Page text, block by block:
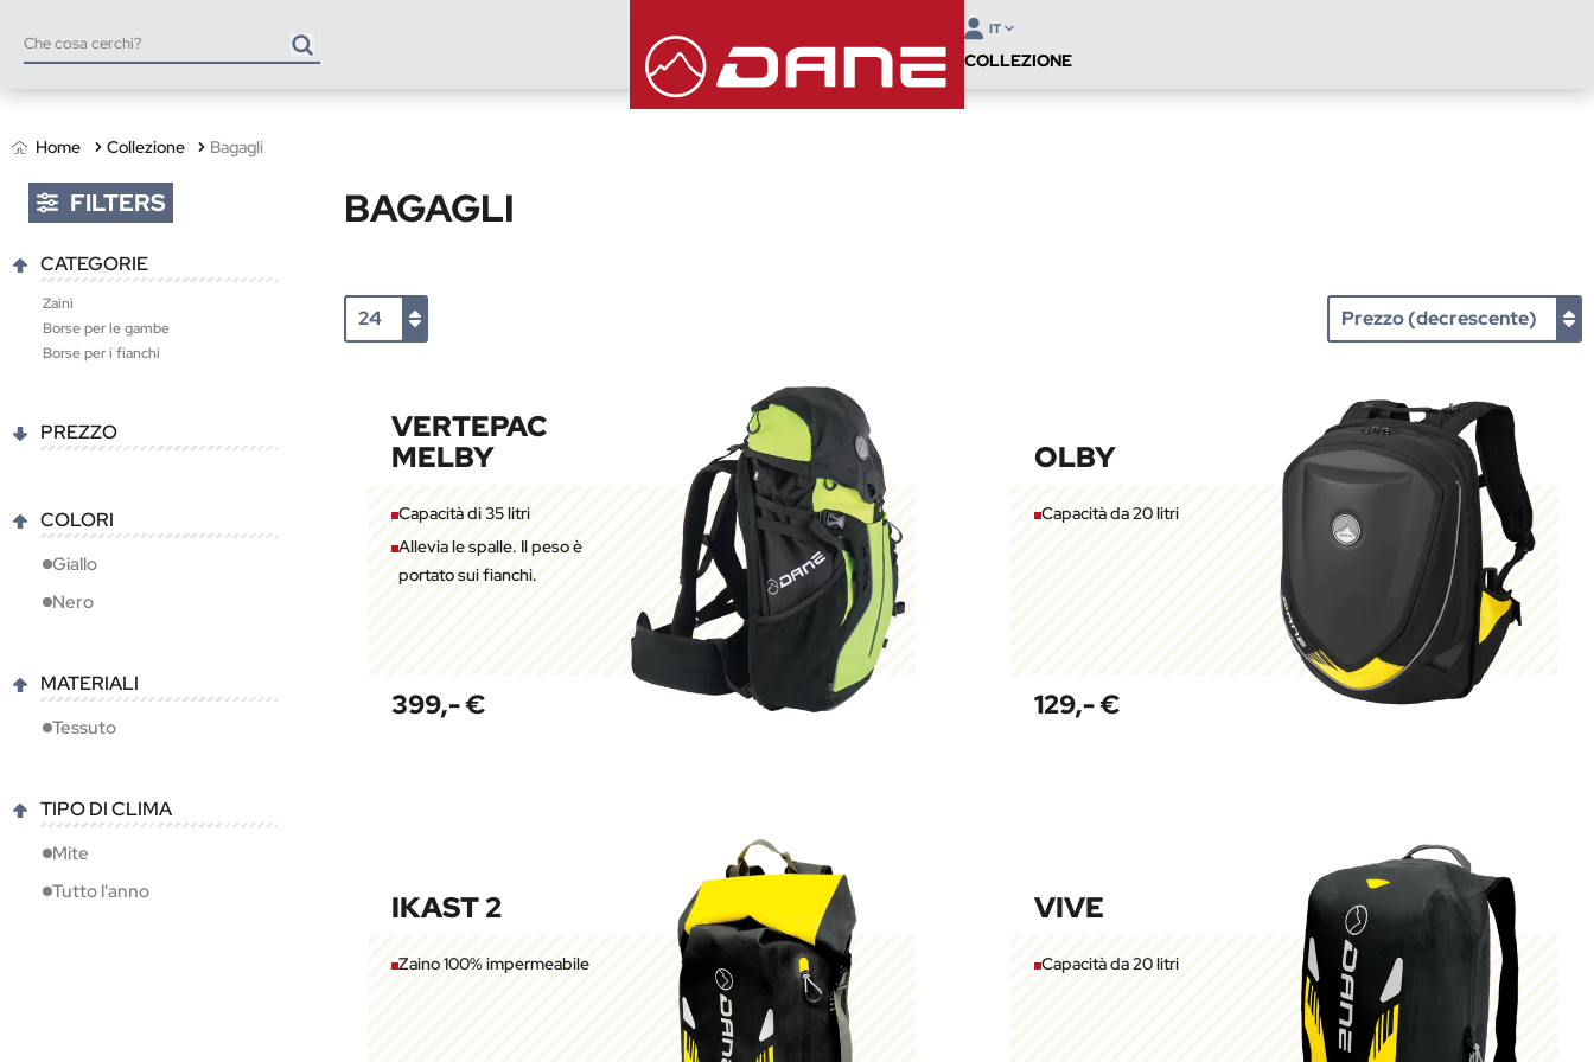
IT
COLLEZIONE
Home Collezione Bagagli
FILTERS
CATEGORIE
Zaini
Borse per le gambe
Borse per i fianchi
PREZZO
COLORI
Giallo
Nero
MATERIALI
Tessuto
TIPO DI CLIMA
Mite
Tutto l'anno
BAGAGLI
VERTEPAC
MELBY
Capacità di 35 litri
Allevia le spalle. Il peso è
portato sui fianchi.
399,- €
OLBY
Capacità da 20 litri
129,- €
IKAST 2
Zaino 100% impermeabile
VIVE
Capacità da 20 litri